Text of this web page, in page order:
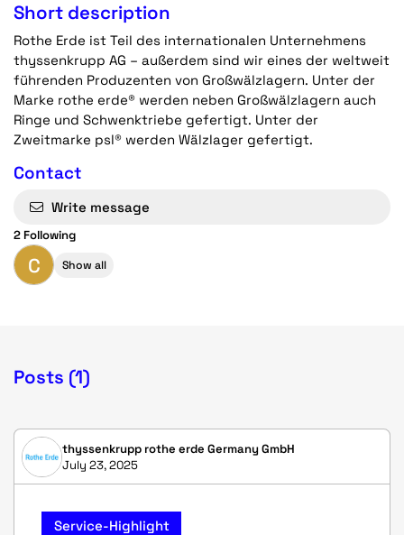
Short description
Rothe Erde ist Teil des internationalen Unternehmens
thyssenkrupp AG – außerdem sind wir eines der weltweit
führenden Produzenten von Großwälzlagern. Unter der
Marke rothe erde® werden neben Großwälzlagern auch
Ringe und Schwenktriebe gefertigt. Unter der
Zweitmarke psl® werden Wälzlager gefertigt.
Contact
Write message
2 Following
C Show all
Posts (1)
thyssenkrupp rothe erde Germany GmbH
July 23, 2025
Service-Highlight